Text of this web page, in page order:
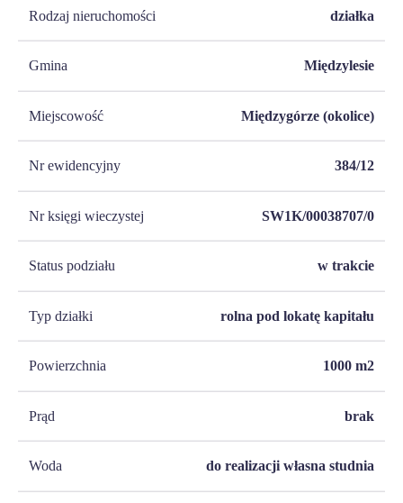
Rodzaj nieruchomości działka
Gmina Międzylesie
Miejscowość Międzygórze (okolice)
Nr ewidencyjny 384/12
Nr księgi wieczystej SW1K/00038707/0
Status podziału w trakcie
Typ działki rolna pod lokatę kapitału
Powierzchnia 1000 m2
Prąd brak
Woda do realizacji własna studnia